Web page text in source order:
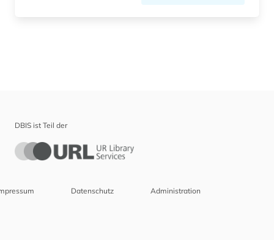
DBIS ist Teil der
Datenschutz Administration